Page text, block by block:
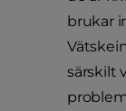
brukar
särskilt